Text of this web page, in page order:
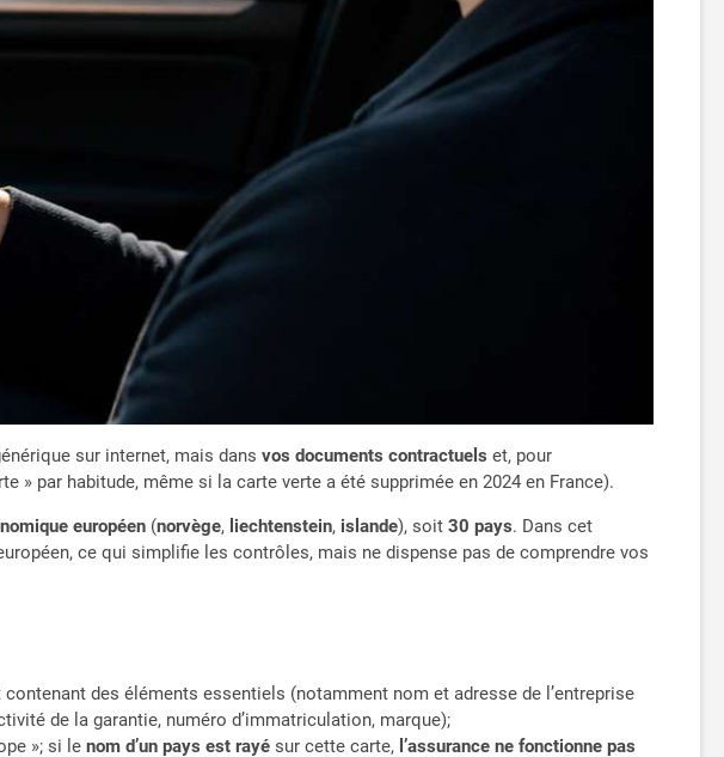
sur internet, mais dansvos documents contractuels et, pour
» par habitude, même si la carte verte a été supprimée en 2024 en France).
européen (norvège, liechtenstein, islande), soit30 pays. Dans cet
ce qui simplifie les contrôles, mais ne dispense pas de comprendre vos
des éléments essentiels (notamment nom et adresse de l’entreprise
de la garantie, numéro d’immatriculation, marque);
»; si lenom d’un pays est rayé sur cette carte, l’assurance ne fonctionne pas